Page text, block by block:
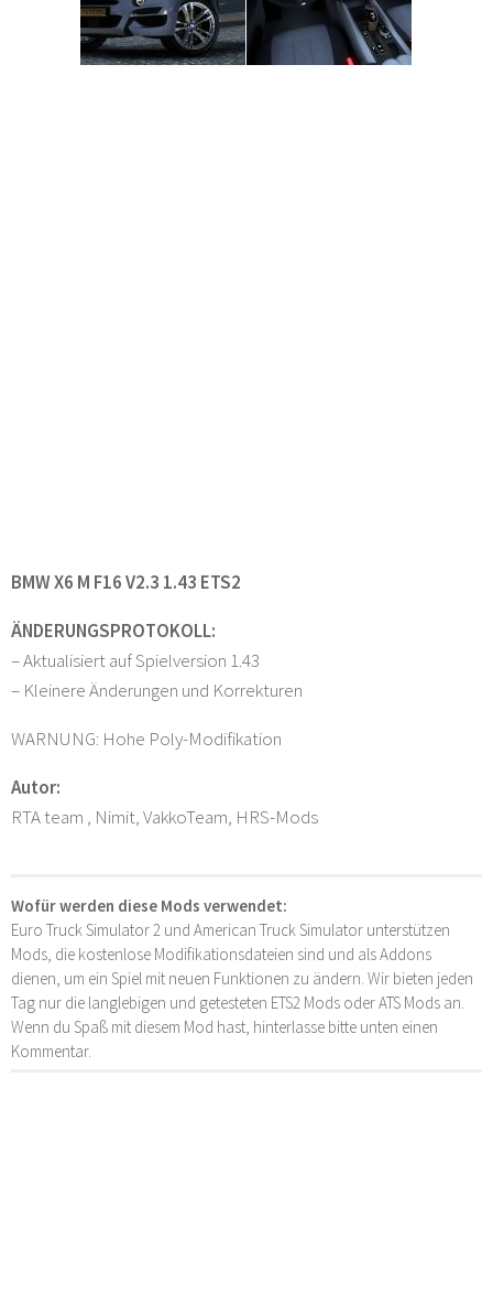
BMW X6 M F16 V2.3 1.43 ETS2
ÄNDERUNGSPROTOKOLL:
– Aktualisiert auf Spielversion 1.43
– Kleinere Änderungen und Korrekturen
WARNUNG: Hohe Poly-Modifikation
Autor:
RTA team , Nimit, VakkoTeam, HRS-Mods
Wofür werden diese Mods verwendet:
Euro Truck Simulator 2 und American Truck Simulator unterstützen
Mods, die kostenlose Modifikationsdateien sind und als Addons
dienen, um ein Spiel mit neuen Funktionen zu ändern. Wir bieten jeden
Tag nur die langlebigen und getesteten ETS2 Mods oder ATS Mods an.
Wenn du Spaß mit diesem Mod hast, hinterlasse bitte unten einen
Kommentar.